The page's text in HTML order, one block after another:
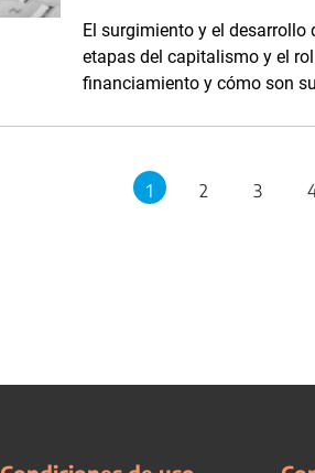
El surgimiento y el
etapas del capitalismo y el
financiamiento y cómo son
1 2 3